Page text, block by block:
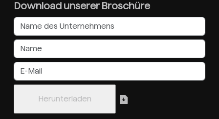
Download unserer Broschüre